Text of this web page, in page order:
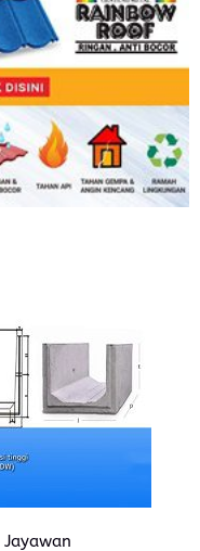
Jayawan